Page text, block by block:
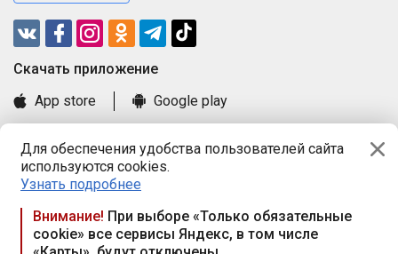
Для обеспечения удобства пользователей сайта
используются cookies.
Узнать подробнее
Внимание! При выборе «Только обязательные
cookie» все сервисы Яндекс, в том числе
Cкачать приложение
App store
Google play
Книга замечаний и предложений
Правила и документы
Praca.by © 2000—2026, ООО «ПРАЦА БАЙ»
Республика Беларусь, 220114, г. Минск, пр-т Независимости
117а, пом. № 9.